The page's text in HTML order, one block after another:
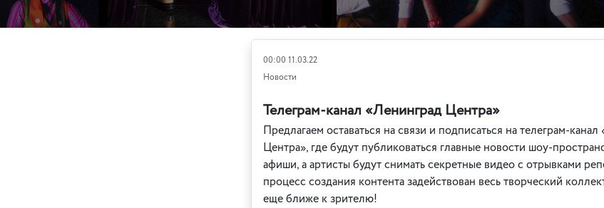
00:00 11.03.22
Новости
Телеграм-канал «Ленинград Центра»
Предлагаем оставаться на связи и подписаться на телеграм-
Центра», где будут публиковаться главные новости шоу-
афиши, а артисты будут снимать секретные видео с отрывками
процесс создания контента задействован весь творческий
еще ближе к зрителю!